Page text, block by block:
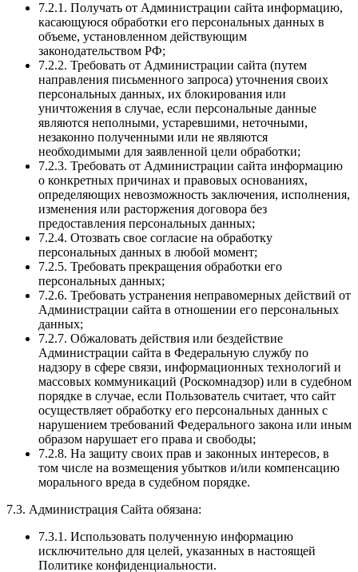
7.2.1. Получать от Администрации сайта информацию,
касающуюся обработки его персональных данных в
объеме, установленном действующим
законодательством РФ;
7.2.2. Требовать от Администрации сайта (путем
направления письменного запроса) уточнения своих
персональных данных, их блокирования или
уничтожения в случае, если персональные данные
являются неполными, устаревшими, неточными,
незаконно полученными или не являются
необходимыми для заявленной цели обработки;
7.2.3. Требовать от Администрации сайта информацию
о конкретных причинах и правовых основаниях,
определяющих невозможность заключения, исполнения,
изменения или расторжения договора без
предоставления персональных данных;
7.2.4. Отозвать свое согласие на обработку
персональных данных в любой момент;
7.2.5. Требовать прекращения обработки его
персональных данных;
7.2.6. Требовать устранения неправомерных действий от
Администрации сайта в отношении его персональных
данных;
7.2.7. Обжаловать действия или бездействие
Администрации сайта в Федеральную службу по
надзору в сфере связи, информационных технологий и
массовых коммуникаций (Роскомнадзор) или в судебном
порядке в случае, если Пользователь считает, что сайт
осуществляет обработку его персональных данных с
нарушением требований Федерального закона или иным
образом нарушает его права и свободы;
7.2.8. На защиту своих прав и законных интересов, в
том числе на возмещения убытков и/или компенсацию
морального вреда в судебном порядке.
7.3. Администрация Сайта обязана:
7.3.1. Использовать полученную информацию
исключительно для целей, указанных в настоящей
Политике конфиденциальности.